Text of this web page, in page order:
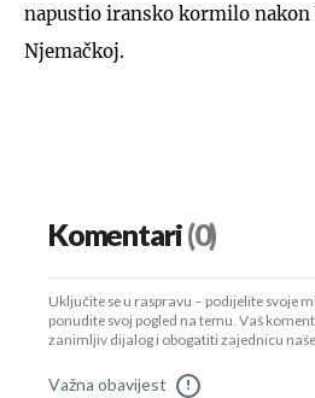
napustio iransko kormilo nakon
Njemačkoj.
Komentari(0)
Uključite se u raspravu – podijelite svoje
ponudite svoj pogled na temu. Vaš
zanimljiv dijalog i obogatiti zajednicu
Važna obavijest !